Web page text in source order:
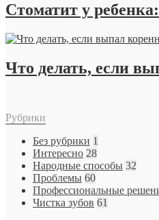
Стоматит у
Что делать, если
Рубрики
Без рубрики 1
Интересно 28
Народные способы 32
Проблемы 60
Профессиональные
Чистка зубов 61